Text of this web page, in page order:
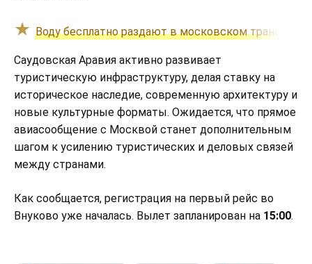
Воду бесплатно раздают в московском
Саудовская Аравия активно развивает
туристическую инфраструктуру, делая ставку на
историческое наследие, современную архитектуру и
новые культурные форматы. Ожидается, что прямое
авиасообщение с Москвой станет дополнительным
шагом к усилению туристических и деловых связей
между странами.
Как сообщается, регистрация на первый рейс во
Внуково уже началась. Вылет запланирован на 15:00.